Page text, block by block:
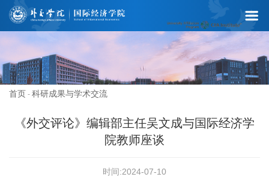
首页 - 科研成果与学术交流
《外交评论》编辑部主任吴文成与国际经济学
院教师座谈
时间:2024-07-10